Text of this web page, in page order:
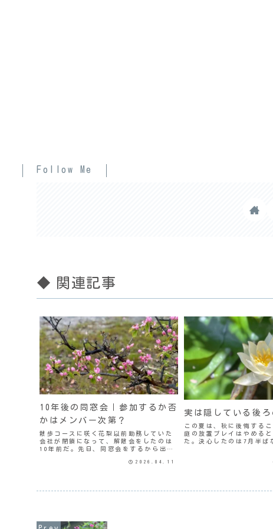
Follow Me
◆ 関連記事
10年後の同窓会｜参加するか否
かはメンバー次第？
散歩コースに咲く花梨以前勤務していた
会社が閉鎖になって、解散会をしたのは
10年前だ。先日、同窓会をするから出欠
二度と会いたくない人がいるのでね、出
2026.04.11
実は隠している後ろ
この夏は、秋に後悔する
庭の放置プレイはやめる
た。決心したのは7月半ば
ある。毎朝10分間ガーデ